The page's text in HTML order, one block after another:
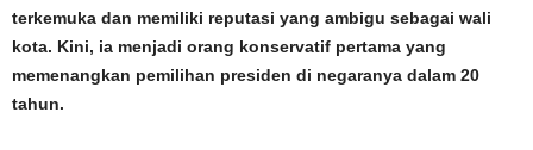
terkemuka dan memiliki reputasi yang ambigu sebagai wali
kota. Kini, ia menjadi orang konservatif pertama yang
memenangkan pemilihan presiden di negaranya dalam 20
tahun.